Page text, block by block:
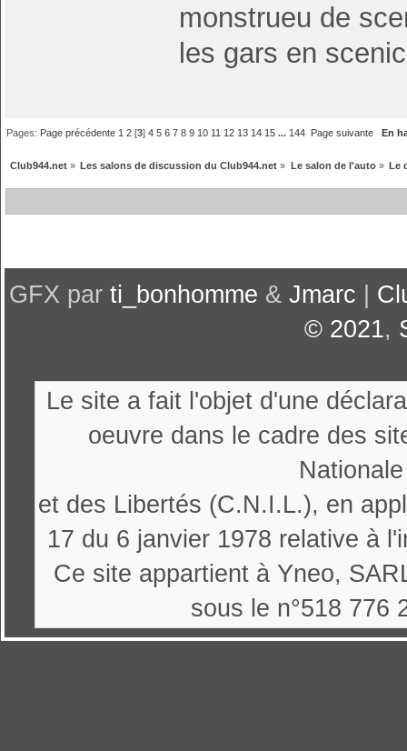
monstrueu de
les gars en
Pages: Page précédente 1 2 [3]4 5 6 7 8 9 10 11 12 13 14 15 ... 144 Page suivante En
Club944.net» Les salons de discussion du Club944.net » Le salon de l'auto» Le
GFX par ti_bonhomme & Jmarc
© 2021,
Le site a fait l'objet d'une
oeuvre dans le cadre des
et des Libertés (C.N.I.L.), en
17 du 6 janvier 1978 relative à
Ce site appartient à Yneo,
sous le n°518 776